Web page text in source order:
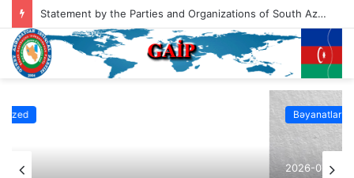
Statement by the Parties and Organizations of South Azerbaijan Addressed to the President of the United States of America, Mr. Donald Trump